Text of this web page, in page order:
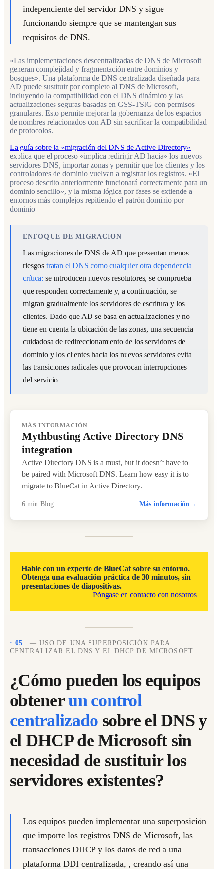
independiente del servidor DNS y sigue
funcionando siempre que se mantengan sus
requisitos de DNS.
«Las implementaciones descentralizadas de DNS de Microsoft
generan complejidad y fragmentación entre dominios y
bosques». Una plataforma de DNS centralizada diseñada para
AD puede sustituir por completo al DNS de Microsoft,
incluyendo la compatibilidad con el DNS dinámico y las
actualizaciones seguras basadas en GSS-TSIG con permisos
granulares. Esto permite mejorar la gobernanza de los espacios
de nombres relacionados con AD sin sacrificar la compatibilidad
de protocolos.
La guía sobre la «migración del DNS de Active Directory»
explica que el proceso «implica redirigir AD hacia» los nuevos
servidores DNS, importar zonas y permitir que los clientes y los
controladores de dominio vuelvan a registrar los registros. «El
proceso descrito anteriormente funcionará correctamente para un
dominio sencillo», y la misma lógica por fases se extiende a
entornos más complejos repitiendo el patrón dominio por
dominio.
ENFOQUE DE MIGRACIÓN
Las migraciones de DNS de AD que presentan menos
riesgos tratan el DNS como cualquier otra dependencia
crítica: se introducen nuevos resolutores, se comprueba
que responden correctamente y, a continuación, se
migran gradualmente los servidores de escritura y los
clientes. Dado que AD se basa en actualizaciones y no
tiene en cuenta la ubicación de las zonas, una secuencia
cuidadosa de redireccionamiento de los servidores de
dominio y los clientes hacia los nuevos servidores evita
las transiciones radicales que provocan interrupciones
del servicio.
MÁS INFORMACIÓN
Mythbusting Active Directory DNS
integration
Active Directory DNS is a must, but it doesn’t have to
be paired with Microsoft DNS. Learn how easy it is to
migrate to BlueCat in Active Directory.
6 min·Blog Más información→
Hable con un experto de BlueCat sobre su entorno.
Obtenga una evaluación práctica de 30 minutos, sin
presentaciones de diapositivas.
Póngase en contacto con nosotros
· 05
— USO DE UNA SUPERPOSICIÓN PARA
CENTRALIZAR EL DNS Y EL DHCP DE MICROSOFT
¿Cómo pueden los equipos
obtenerun control
centralizado sobre el DNS y
el DHCP de Microsoft sin
necesidad de sustituir los
servidores existentes?
Los equipos pueden implementar una superposición
que importe los registros DNS de Microsoft, las
transacciones DHCP y los datos de red a una
plataforma DDI centralizada, , creando así una